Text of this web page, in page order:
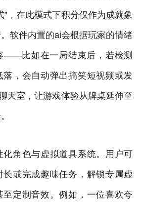
”，在此模式下积分仅作为成就象
软件内置的ai会根据玩家的情绪
——比如在一局结束后，若检测
落，会自动弹出搞笑短视频或发
天室，让游戏体验从牌桌延伸至
化角色与虚拟道具系统。用户可
长或完成趣味任务，解锁专属虚
至定制音效。例如，一位喜欢夸